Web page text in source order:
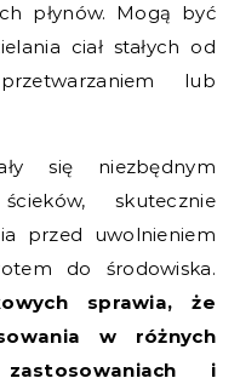
płynów. Mogą być
ciał stałych od
lub
się niezbędnym
skutecznie
przed uwolnieniem
do środowiska.
sprawia, że
w różnych
i